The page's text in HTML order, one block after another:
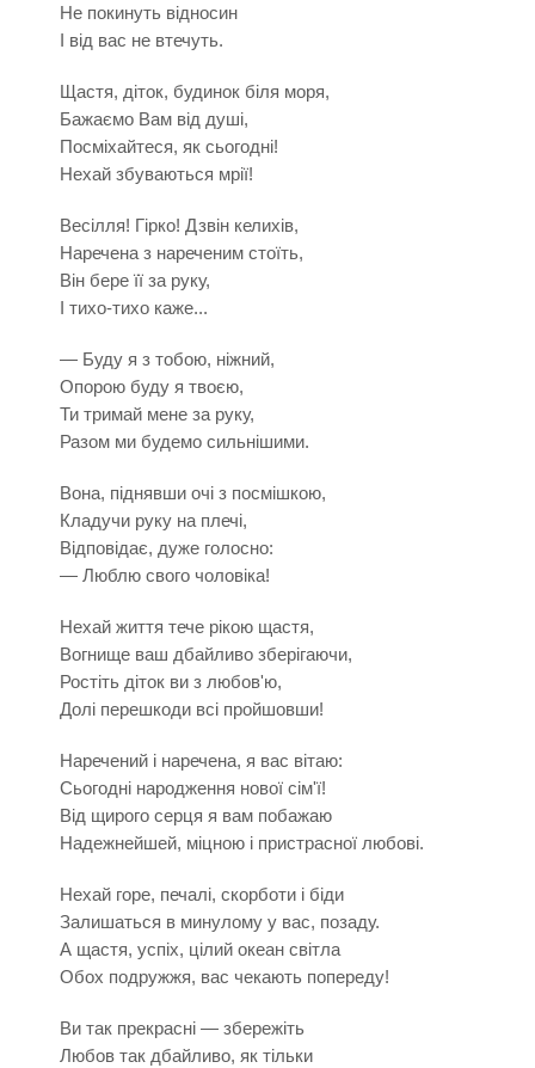
Не покинуть відносин
І від вас не втечуть.
Щастя, діток, будинок біля моря,
Бажаємо Вам від душі,
Посміхайтеся, як сьогодні!
Нехай збуваються мрії!
Весілля! Гірко! Дзвін келихів,
Наречена з нареченим стоїть,
Він бере її за руку,
І тихо-тихо каже...
— Буду я з тобою, ніжний,
Опорою буду я твоєю,
Ти тримай мене за руку,
Разом ми будемо сильнішими.
Вона, піднявши очі з посмішкою,
Кладучи руку на плечі,
Відповідає, дуже голосно:
— Люблю свого чоловіка!
Нехай життя тече рікою щастя,
Вогнище ваш дбайливо зберігаючи,
Ростіть діток ви з любов'ю,
Долі перешкоди всі пройшовши!
Наречений і наречена, я вас вітаю:
Сьогодні народження нової сім'ї!
Від щирого серця я вам побажаю
Надежнейшей, міцною і пристрасної любові.
Нехай горе, печалі, скорботи і біди
Залишаться в минулому у вас, позаду.
А щастя, успіх, цілий океан світла
Обох подружжя, вас чекають попереду!
Ви так прекрасні — збережіть
Любов так дбайливо, як тільки